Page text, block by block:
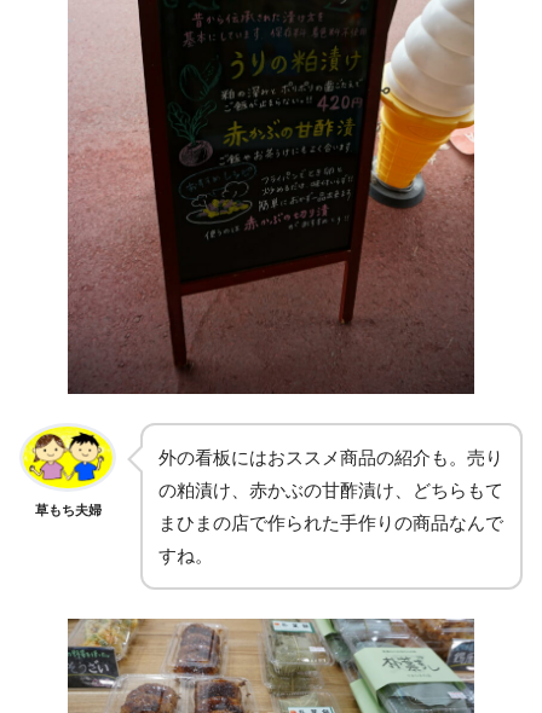
草もち夫婦
外の看板にはおススメ商品の紹介も。売り
の粕漬け、赤かぶの甘酢漬け、どちらもて
まひまの店で作られた手作りの商品なんで
すね。